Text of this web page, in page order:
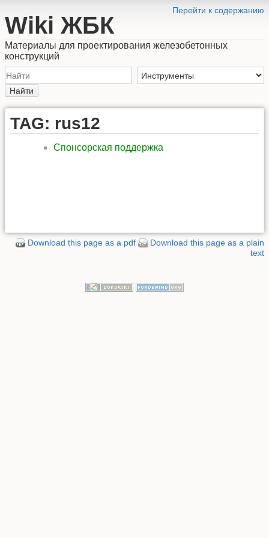
Перейти к содержанию
Wiki ЖБК
Материалы для проектирования железобетонных
конструкций
Найти
TAG: rus12
Спонсорская поддержка
Download this page as a pdf
Download this page as a plain
text